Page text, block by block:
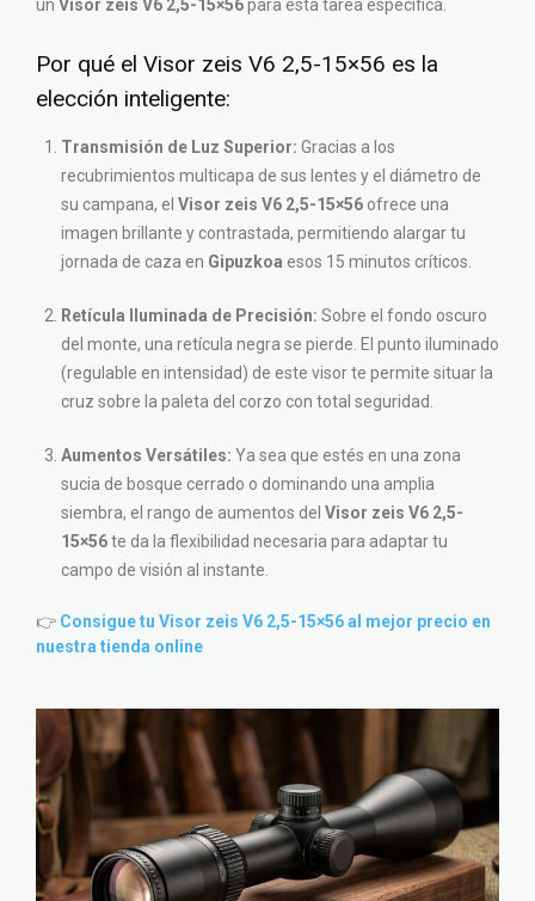
un Visor zeis V6 2,5-15×56para esta tarea específica.
Por qué el Visor zeis V6 2,5-15×56 es la
elección inteligente:
Transmisión de Luz Superior: Gracias a los
recubrimientos multicapa de sus lentes y el diámetro de
su campana, el Visor zeis V6 2,5-15×56 ofrece una
imagen brillante y contrastada, permitiendo alargar tu
jornada de caza en Gipuzkoa esos 15 minutos críticos.
Retícula Iluminada de Precisión: Sobre el fondo oscuro
del monte, una retícula negra se pierde. El punto iluminado
(regulable en intensidad) de este visor te permite situar la
cruz sobre la paleta del corzo con total seguridad.
Aumentos Versátiles: Ya sea que estés en una zona
sucia de bosque cerrado o dominando una amplia
siembra, el rango de aumentos del Visor zeis V6 2,5-
15×56te da la flexibilidad necesaria para adaptar tu
campo de visión al instante.
👉 Consigue tu Visor zeis V6 2,5-15×56 al mejor precio en
nuestra tienda online